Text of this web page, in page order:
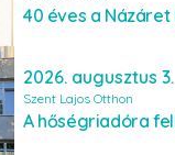
2026. augusztus 3.
Szent Lajos Otthon